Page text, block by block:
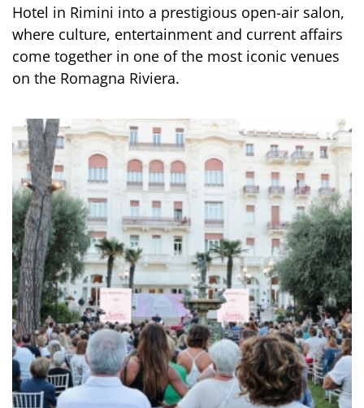
Hotel in Rimini into a prestigious open-air salon,
where culture, entertainment and current affairs
come together in one of the most iconic venues
on the Romagna Riviera.